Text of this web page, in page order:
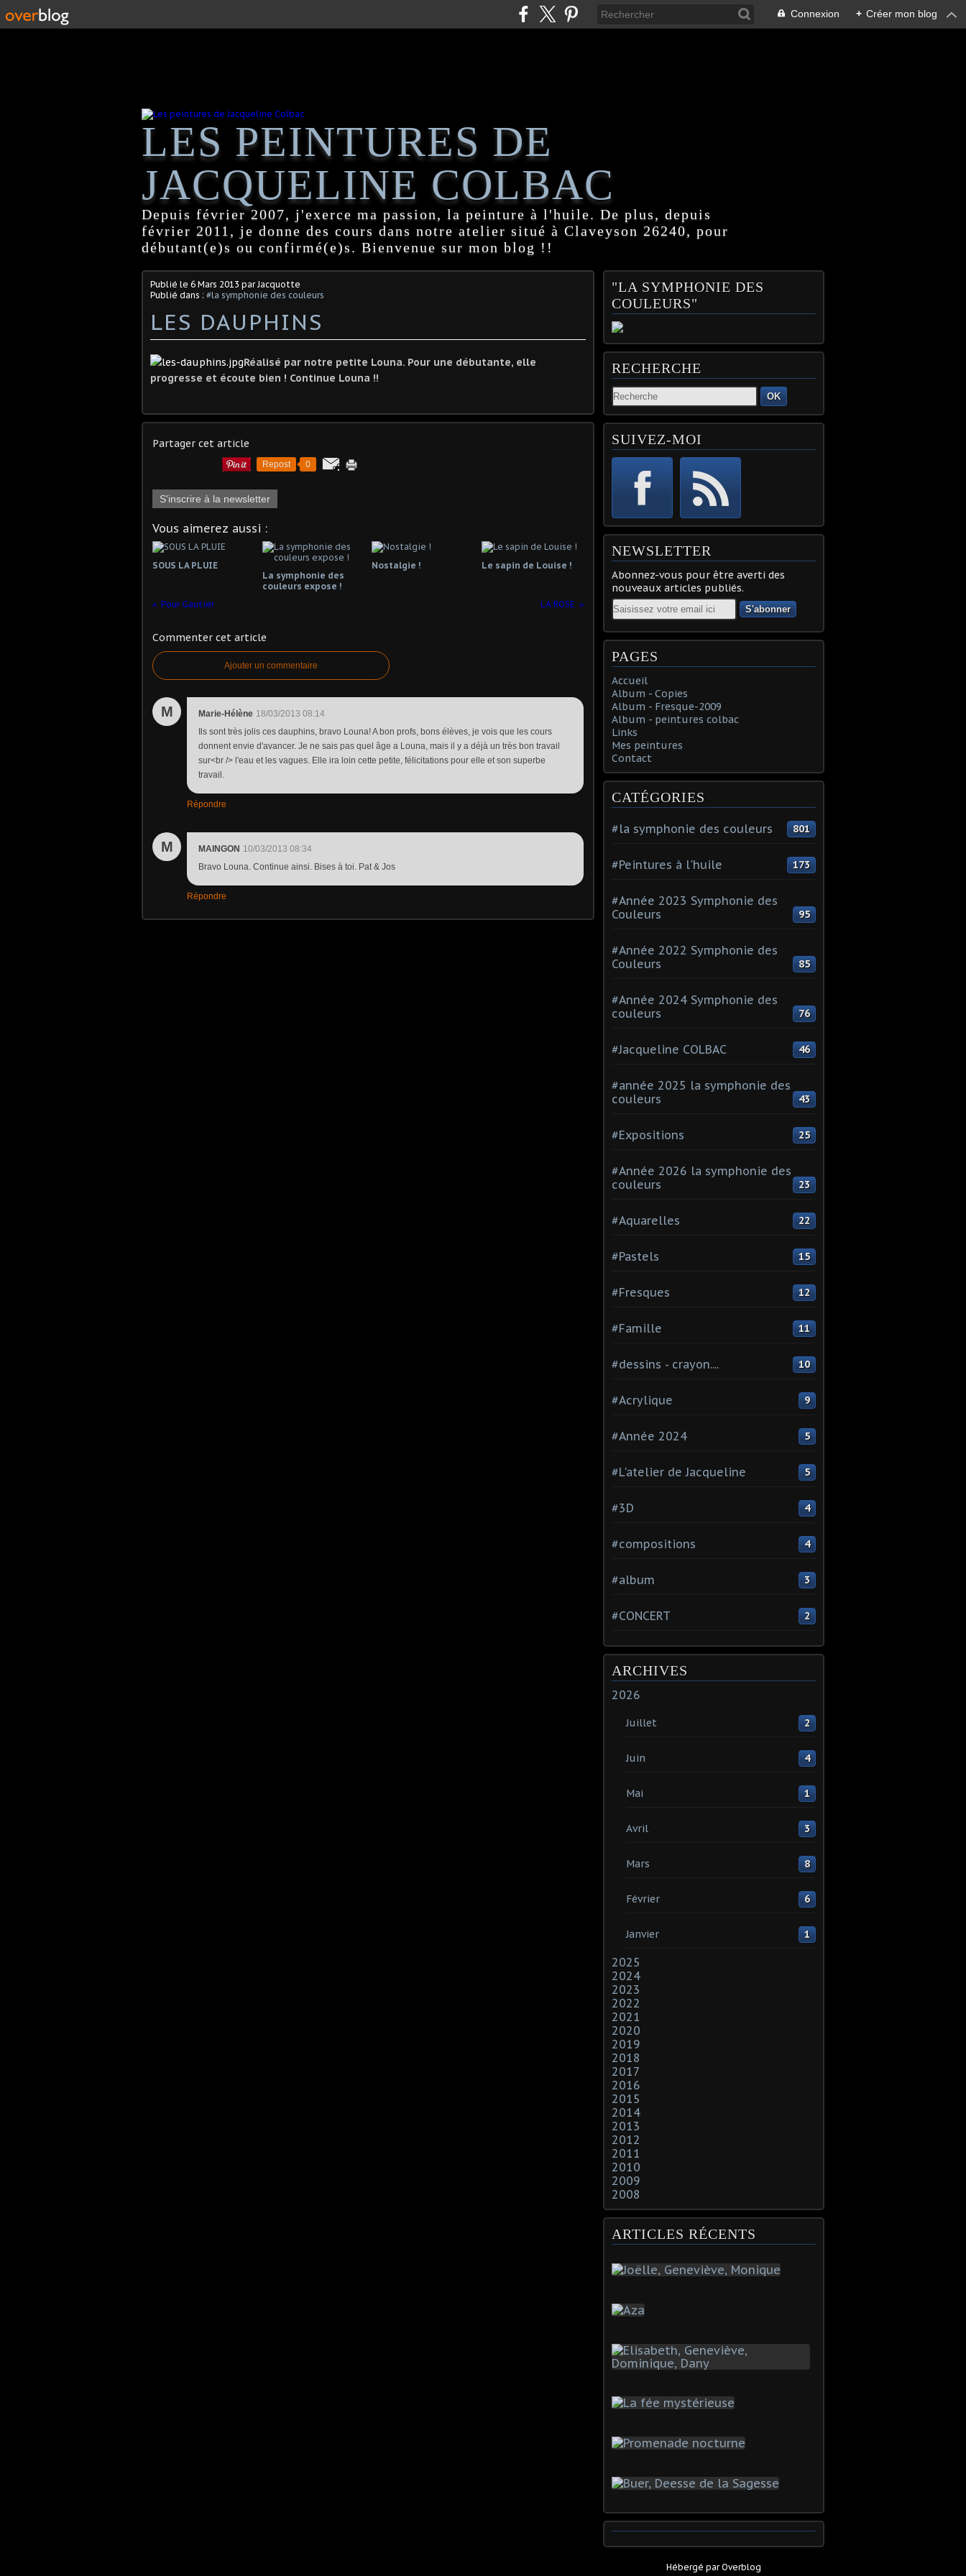
Connexion + Créer mon blog
LES PEINTURES DE
JACQUELINE COLBAC
Depuis février 2007, j'exerce ma passion, la peinture à l'huile. De plus, depuis
février 2011, je donne des cours dans notre atelier situé à Claveyson 26240, pour
débutant(e)s ou confirmé(e)s. Bienvenue sur mon blog !!
Publié le 6 Mars 2013 par Jacquotte
Publié dans : #la symphonie des couleurs
LES DAUPHINS
Réalisé par notre petite Louna. Pour une débutante, elle
progresse et écoute bien ! Continue Louna !!
Partager cet article
Repost 0
S'inscrire à la newsletter
Vous aimerez aussi :
SOUS LA PLUIE
La symphonie des
couleurs expose !
Nostalgie ! Le sapin de Louise !
Pour Gautier LA ROSE
Commenter cet article
Ajouter un commentaire
M Marie-Hélène 18/03/2013 08:14
Ils sont très jolis ces dauphins, bravo Louna! A bon profs, bons élèves, je vois que les cours
donnent envie d'avancer. Je ne sais pas quel âge a Louna, mais il y a déjà un très bon travail
sur<br /> l'eau et les vagues. Elle ira loin cette petite, félicitations pour elle et son superbe
travail.
Répondre
M MAINGON 10/03/2013 08:34
Bravo Louna. Continue ainsi. Bises à toi. Pat & Jos
Répondre
"LA SYMPHONIE DES
COULEURS"
RECHERCHE
OK
SUIVEZ-MOI
NEWSLETTER
Abonnez-vous pour être averti des
nouveaux articles publiés.
Email
PAGES
Accueil
Album - Copies
Album - Fresque-2009
Album - peintures colbac
Links
Mes peintures
Contact
CATÉGORIES
#la symphonie des couleurs 801
#Peintures à l'huile 173
#Année 2023 Symphonie des
Couleurs
95
#Année 2022 Symphonie des
Couleurs
85
#Année 2024 Symphonie des
couleurs
76
#Jacqueline COLBAC 46
#année 2025 la symphonie des
couleurs
43
#Expositions 25
#Année 2026 la symphonie des
couleurs
23
#Aquarelles 22
#Pastels 15
#Fresques 12
#Famille 11
#dessins - crayon.... 10
#Acrylique 9
#Année 2024 5
#L'atelier de Jacqueline 5
#3D 4
#compositions 4
#album 3
#CONCERT 2
ARCHIVES
2026
Juillet 2
Juin 4
Mai 1
Avril 3
Mars 8
Février 6
Janvier 1
2025
2024
2023
2022
2021
2020
2019
2018
2017
2016
2015
2014
2013
2012
2011
2010
2009
2008
ARTICLES RÉCENTS
Hébergé parOverblog